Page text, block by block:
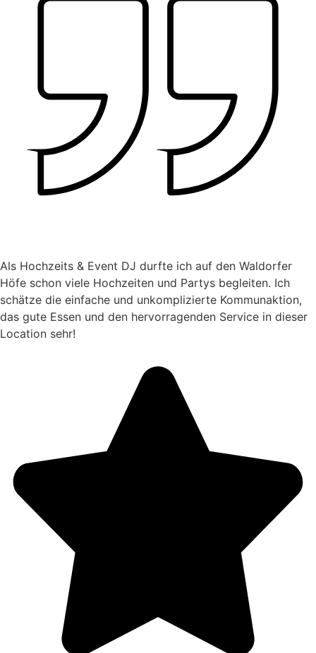
Als Hochzeits & Event DJ durfte ich auf den Waldorfer
Höfe schon viele Hochzeiten und Partys begleiten. Ich
schätze die einfache und unkomplizierte Kommunaktion,
das gute Essen und den hervorragenden Service in dieser
Location sehr!